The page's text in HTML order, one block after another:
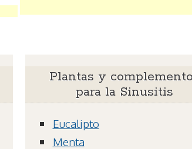
Plantas y
para la Sinusitis
Eucalipto
Menta